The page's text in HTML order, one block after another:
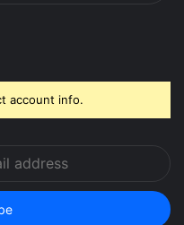
account info.